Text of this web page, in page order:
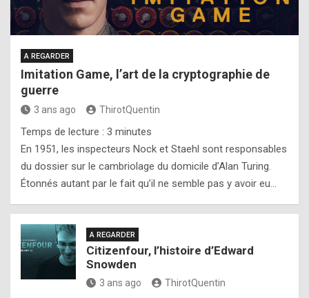
A REGARDER
Imitation Game, l’art de la cryptographie de
guerre
3 ans ago ThirotQuentin
Temps de lecture : 3 minutes
En 1951, les inspecteurs Nock et Staehl sont responsables
du dossier sur le cambriolage du domicile d’Alan Turing.
Étonnés autant par le fait qu’il ne semble pas y avoir eu…
A REGARDER
Citizenfour, l’histoire d’Edward
Snowden
3 ans ago ThirotQuentin